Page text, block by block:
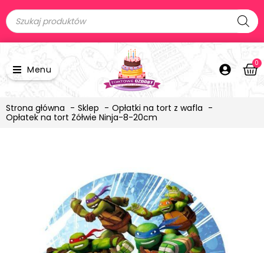
Menu
0
Strona główna Sklep
Opłatki na tort z wafla
Opłatek na tort Żółwie Ninja-8-20cm